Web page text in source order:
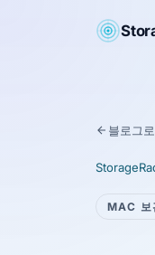
블로그
MAC 보